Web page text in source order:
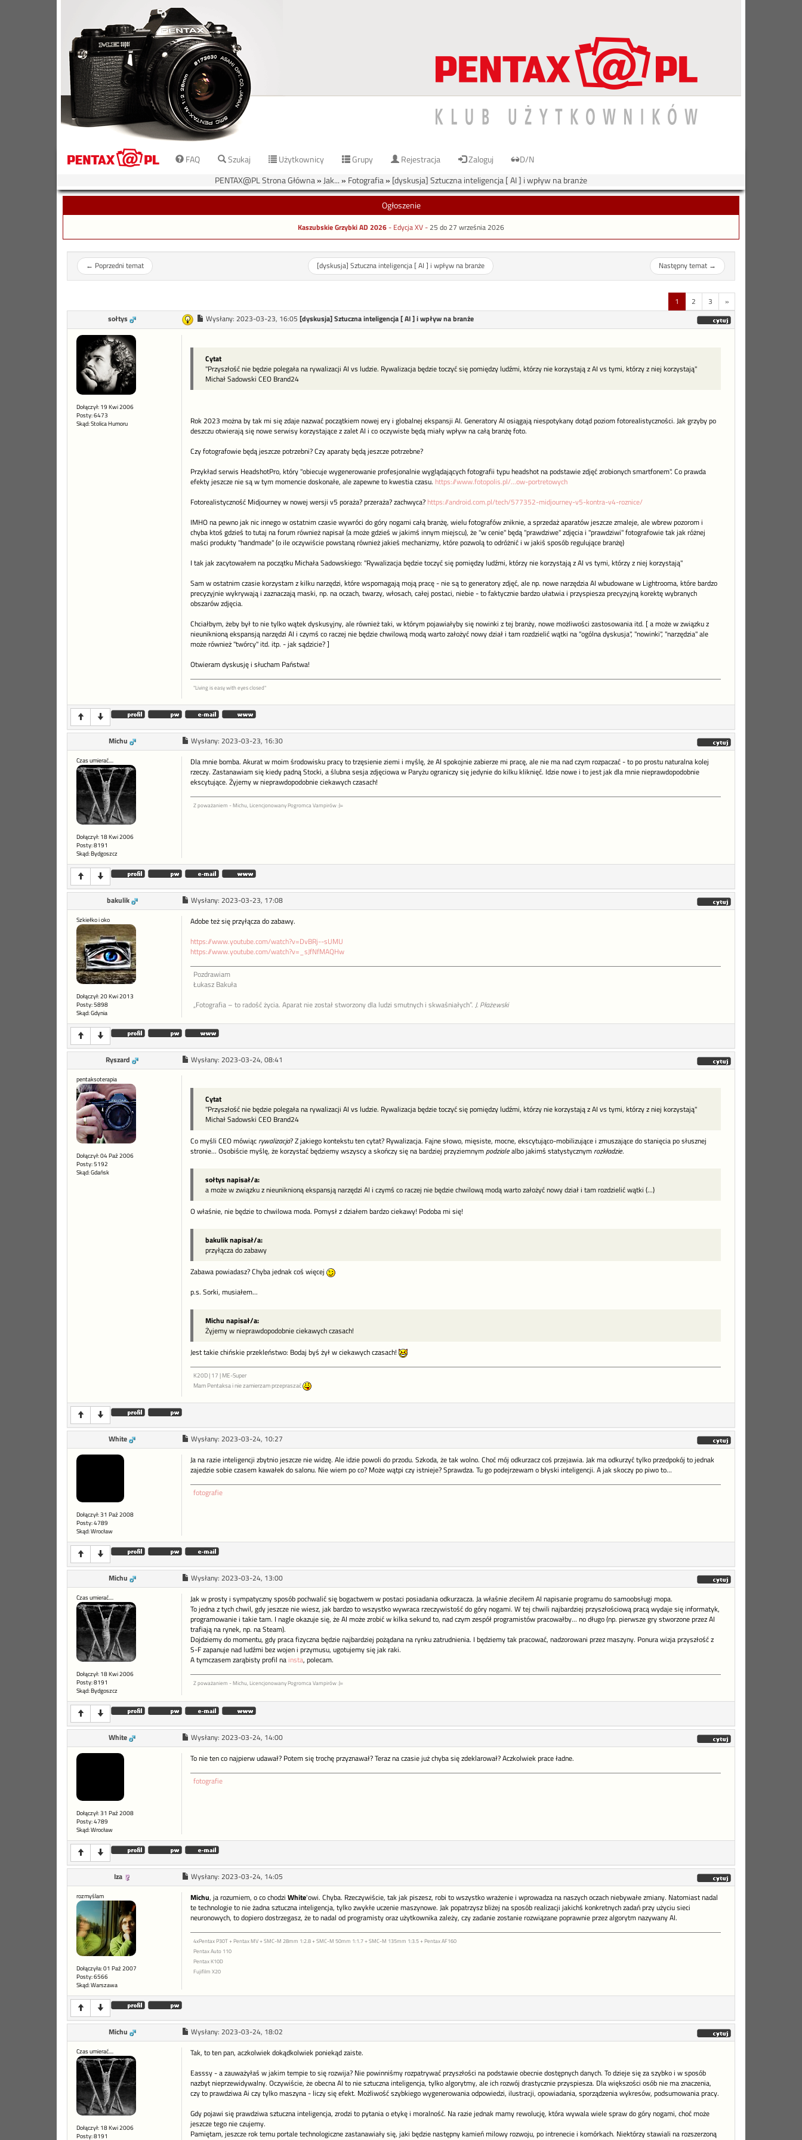
FAQ Szukaj Użytkownicy Grupy Rejestracja Zaloguj
D/N
PENTAX@PL Strona Główna» Jak... » Fotografia» [dyskusja] Sztuczna inteligencja [ AI ] i wpływ na branże
Ogłoszenie
Kaszubskie Grzybki AD 2026- Edycja XV -25 do 27 września 2026
← Poprzedni temat [dyskusja] Sztuczna inteligencja [ AI ] i wpływ na branże Następny temat→
1 2 3 »
sołtys Wysłany: 2023-03-23, 16:05 [dyskusja] Sztuczna inteligencja [ AI ] i wpływ na branże
Dołączył: 19 Kwi 2006
Posty: 6473
Skąd: Stolica Humoru
Cytat
"Przyszłość nie będzie polegała na rywalizacji AI vs ludzie. Rywalizacja będzie toczyć się pomiędzy ludźmi, którzy nie korzystają z AI vs tymi, którzy z niej korzystają"
Michał Sadowski CEO Brand24
Rok 2023 można by tak mi się zdaje nazwać początkiem nowej ery i globalnej ekspansji AI. Generatory AI osiągają niespotykany dotąd poziom fotorealistyczności. Jak grzyby po
deszczu otwierają się nowe serwisy korzystające z zalet AI i co oczywiste będą miały wpływ na całą branżę foto.
Czy fotografowie będą jeszcze potrzebni? Czy aparaty będą jeszcze potrzebne?
Przykład serwis HeadshotPro, który "obiecuje wygenerowanie profesjonalnie wyglądających fotografii typu headshot na podstawie zdjęć zrobionych smartfonem". Co prawda
efekty jeszcze nie są w tym momencie doskonałe, ale zapewne to kwestia czasu. https://www.fotopolis.pl/...ow-portretowych
Fotorealistyczność Midjourney w nowej wersji v5 poraża? przeraża? zachwyca? https://android.com.pl/tech/577352-midjourney-v5-kontra-v4-roznice/
IMHO na pewno jak nic innego w ostatnim czasie wywróci do góry nogami całą branżę, wielu fotografów zniknie, a sprzedaż aparatów jeszcze zmaleje, ale wbrew pozorom i
chyba ktoś gdzieś to tutaj na forum również napisał (a może gdzieś w jakimś innym miejscu), że "w cenie" będą "prawdziwe" zdjęcia i "prawdziwi" fotografowie tak jak różnej
maści produkty "handmade" (o ile oczywiście powstaną również jakieś mechanizmy, które pozwolą to odróżnić i w jakiś sposób regulujące branżę)
I tak jak zacytowałem na początku Michała Sadowskiego: "Rywalizacja będzie toczyć się pomiędzy ludźmi, którzy nie korzystają z AI vs tymi, którzy z niej korzystają"
Sam w ostatnim czasie korzystam z kilku narzędzi, które wspomagają moją pracę - nie są to generatory zdjęć, ale np. nowe narzędzia AI wbudowane w Lightrooma, które bardzo
precyzyjnie wykrywają i zaznaczają maski, np. na oczach, twarzy, włosach, całej postaci, niebie - to faktycznie bardzo ułatwia i przyspiesza precyzyjną korektę wybranych
obszarów zdjęcia.
Chciałbym, żeby był to nie tylko wątek dyskusyjny, ale również taki, w którym pojawiałyby się nowinki z tej branży, nowe możliwości zastosowania itd. [ a może w związku z
nieuniknioną ekspansją narzędzi AI i czymś co raczej nie będzie chwilową modą warto założyć nowy dział i tam rozdzielić wątki na "ogólna dyskusja", "nowinki", "narzędzia" ale
może również "twórcy" itd. itp. - jak sądzicie? ]
Otwieram dyskusję i słucham Państwa!
"Living is easy with eyes closed"
Michu Wysłany: 2023-03-23, 16:30
Czas umierać....
Dołączył: 18 Kwi 2006
Posty: 8191
Skąd: Bydgoszcz
Dla mnie bomba. Akurat w moim środowisku pracy to trzęsienie ziemi i myślę, że AI spokojnie zabierze mi pracę, ale nie ma nad czym rozpaczać - to po prostu naturalna kolej
rzeczy. Zastanawiam się kiedy padną Stocki, a ślubna sesja zdjęciowa w Paryżu ograniczy się jedynie do kilku kliknięć. Idzie nowe i to jest jak dla mnie nieprawdopodobnie
ekscytujące. Żyjemy w nieprawdopodobnie ciekawych czasach!
Z poważaniem - Michu, Licencjonowany Pogromca Vampirów :)=
bakulik Wysłany: 2023-03-23, 17:08
Szkiełko i oko
Dołączył: 20 Kwi 2013
Posty: 5898
Skąd: Gdynia
Adobe też się przyłącza do zabawy.
https://www.youtube.com/watch?v=DvBRj--sUMU
https://www.youtube.com/watch?v=_sJfNfMAQHw
Pozdrawiam
Łukasz Bakuła
„Fotografia – to radość życia. Aparat nie został stworzony dla ludzi smutnych i skwaśniałych”. J. Płażewski
Ryszard Wysłany: 2023-03-24, 08:41
pentaksoterapia
Dołączył: 04 Paź 2006
Posty: 5192
Skąd: Gdańsk
Cytat
"Przyszłość nie będzie polegała na rywalizacji AI vs ludzie. Rywalizacja będzie toczyć się pomiędzy ludźmi, którzy nie korzystają z AI vs tymi, którzy z niej korzystają"
Michał Sadowski CEO Brand24
Co myśli CEO mówiąc rywalizacja? Z jakiego kontekstu ten cytat? Rywalizacja. Fajne słowo, mięsiste, mocne, ekscytująco-mobilizujące i zmuszające do stanięcia po słusznej
stronie... Osobiście myślę, że korzystać będziemy wszyscy a skończy się na bardziej przyziemnympodzialealbo jakimś statystycznym rozkładzie.
sołtys napisał/a:
a może w związku z nieuniknioną ekspansją narzędzi AI i czymś co raczej nie będzie chwilową modą warto założyć nowy dział i tam rozdzielić wątki (...)
O właśnie, nie będzie to chwilowa moda. Pomysł z działem bardzo ciekawy! Podoba mi się!
bakulik napisał/a:
przyłącza do zabawy
Zabawa powiadasz? Chyba jednak coś więcej
p.s. Sorki, musiałem...
Michu napisał/a:
Żyjemy w nieprawdopodobnie ciekawych czasach!
Jest takie chińskie przekleństwo: Bodaj byś żył w ciekawych czasach!
K20D | 17 | ME-Super
Mam Pentaksa i nie zamierzam przepraszać
White Wysłany: 2023-03-24, 10:27
Dołączył: 31 Paź 2008
Posty: 4789
Skąd: Wrocław
Ja na razie inteligencji zbytnio jeszcze nie widzę. Ale idzie powoli do przodu. Szkoda, że tak wolno. Choć mój odkurzacz coś przejawia. Jak ma odkurzyć tylko przedpokój to jednak
zajedzie sobie czasem kawałek do salonu. Nie wiem po co? Może wątpi czy istnieje? Sprawdza. Tu go podejrzewam o błyski inteligencji. A jak skoczy po piwo to…
fotografie
Michu Wysłany: 2023-03-24, 13:00
Czas umierać....
Dołączył: 18 Kwi 2006
Posty: 8191
Skąd: Bydgoszcz
Jak w prosty i sympatyczny sposób pochwalić się bogactwem w postaci posiadania odkurzacza. Ja właśnie zleciłem AI napisanie programu do samoobsługi mopa.
To jedna z tych chwil, gdy jeszcze nie wiesz, jak bardzo to wszystko wywraca rzeczywistość do góry nogami. W tej chwili najbardziej przyszłościową pracą wydaje się informatyk,
programowanie i takie tam. I nagle okazuje się, że AI może zrobić w kilka sekund to, nad czym zespół programistów pracowałby... no długo (np. pierwsze gry stworzone przez AI
trafiają na rynek, np. na Steam).
Dojdziemy do momentu, gdy praca fizyczna będzie najbardziej pożądana na rynku zatrudnienia. I będziemy tak pracować, nadzorowani przez maszyny. Ponura wizja przyszłość z
S-F zapanuje nad ludźmi bez wojen i przymusu, ugotujemy się jak raki.
A tymczasem zarąbisty profil na insta, polecam.
Z poważaniem - Michu, Licencjonowany Pogromca Vampirów :)=
White Wysłany: 2023-03-24, 14:00
Dołączył: 31 Paź 2008
Posty: 4789
Skąd: Wrocław
To nie ten co najpierw udawał? Potem się trochę przyznawał? Teraz na czasie już chyba się zdeklarował? Aczkolwiek prace ładne.
fotografie
Iza Wysłany: 2023-03-24, 14:05
rozmyślam
Dołączyła: 01 Paź 2007
Posty: 6566
Skąd: Warszawa
Michu, ja rozumiem, o co chodzi White'owi. Chyba. Rzeczywiście, tak jak piszesz, robi to wszystko wrażenie i wprowadza na naszych oczach niebywałe zmiany. Natomiast nadal
te technologie to nie żadna sztuczna inteligencja, tylko zwykłe uczenie maszynowe. Jak popatrzysz bliżej na sposób realizacji jakichś konkretnych zadań przy użyciu sieci
neuronowych, to dopiero dostrzegasz, że to nadal od programisty oraz użytkownika zależy, czy zadanie zostanie rozwiązane poprawnie przez algorytm nazywany AI.
4xPentax P30T + Pentax MV + SMC-M 28mm 1:2.8 + SMC-M 50mm 1:1.7 + SMC-M 135mm 1:3.5 + Pentax AF160
Pentax Auto 110
Pentax K10D
Fujifilm X20
Michu Wysłany: 2023-03-24, 18:02
Czas umierać....
Dołączył: 18 Kwi 2006
Posty: 8191
Tak, to ten pan, aczkolwiek dokądkolwiek poniekąd zaiste.
Easssy - a zauważyłaś w jakim tempie to się rozwija? Nie powinniśmy rozpatrywać przyszłości na podstawie obecnie dostępnych danych. To dzieje się za szybko i w sposób
nazbyt nieprzewidywalny. Oczywiście, że obecna AI to nie sztuczna inteligencja, tylko algorytmy, ale ich rozwój drastycznie przyspiesza. Dla większości osób nie ma znaczenia,
czy to prawdziwa Ai czy tylko maszyna - liczy się efekt. Możliwość szybkiego wygenerowania odpowiedzi, ilustracji, opowiadania, sporządzenia wykresów, podsumowania pracy.
Gdy pojawi się prawdziwa sztuczna inteligencja, zrodzi to pytania o etykę i moralność. Na razie jednak mamy rewolucję, która wywala wiele spraw do góry nogami, choć może
jeszcze tego nie czujemy.
Pamiętam, jeszcze rok temu portale technologiczne zastanawiały się, jaki będzie następny kamień milowy rozwoju, po intrenecie i komórkach. Niektórzy stawiali na rozszerzoną